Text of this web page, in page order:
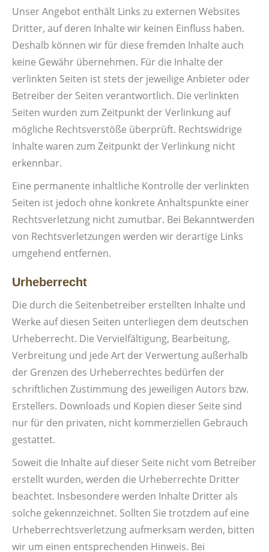
Unser Angebot enthält Links zu externen Websites
Dritter, auf deren Inhalte wir keinen Einfluss haben.
Deshalb können wir für diese fremden Inhalte auch
keine Gewähr übernehmen. Für die Inhalte der
verlinkten Seiten ist stets der jeweilige Anbieter oder
Betreiber der Seiten verantwortlich. Die verlinkten
Seiten wurden zum Zeitpunkt der Verlinkung auf
mögliche Rechtsverstöße überprüft. Rechtswidrige
Inhalte waren zum Zeitpunkt der Verlinkung nicht
erkennbar.
Eine permanente inhaltliche Kontrolle der verlinkten
Seiten ist jedoch ohne konkrete Anhaltspunkte einer
Rechtsverletzung nicht zumutbar. Bei Bekanntwerden
von Rechtsverletzungen werden wir derartige Links
umgehend entfernen.
Urheberrecht
Die durch die Seitenbetreiber erstellten Inhalte und
Werke auf diesen Seiten unterliegen dem deutschen
Urheberrecht. Die Vervielfältigung, Bearbeitung,
Verbreitung und jede Art der Verwertung außerhalb
der Grenzen des Urheberrechtes bedürfen der
schriftlichen Zustimmung des jeweiligen Autors bzw.
Erstellers. Downloads und Kopien dieser Seite sind
nur für den privaten, nicht kommerziellen Gebrauch
gestattet.
Soweit die Inhalte auf dieser Seite nicht vom Betreiber
erstellt wurden, werden die Urheberrechte Dritter
beachtet. Insbesondere werden Inhalte Dritter als
solche gekennzeichnet. Sollten Sie trotzdem auf eine
Urheberrechtsverletzung aufmerksam werden, bitten
wir um einen entsprechenden Hinweis. Bei